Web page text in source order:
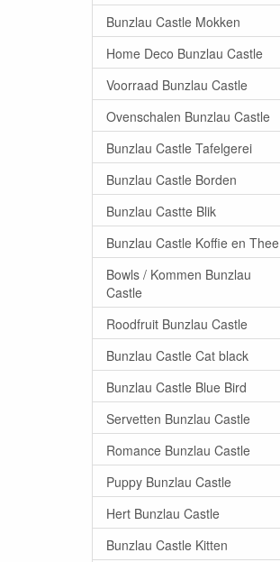
Bunzlau Castle Mokken
Home Deco Bunzlau Castle
Voorraad Bunzlau Castle
Ovenschalen Bunzlau Castle
Bunzlau Castle Tafelgerei
Bunzlau Castle Borden
Bunzlau Castte Blik
Bunzlau Castle Koffie en Thee
Bowls / Kommen Bunzlau
Castle
Roodfruit Bunzlau Castle
Bunzlau Castle Cat black
Bunzlau Castle Blue Bird
Servetten Bunzlau Castle
Romance Bunzlau Castle
Puppy Bunzlau Castle
Hert Bunzlau Castle
Bunzlau Castle Kitten